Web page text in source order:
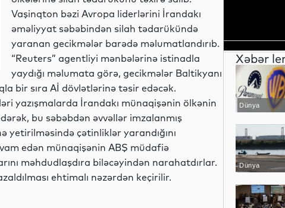
Vaşinqton bəzi Avropa liderlərini İrandakı
əməliyyat səbəbindən silah tədarükündə
yaranan gecikmələr barədə məlumatlandırıb.
“Reuters” agentliyi mənbələrinə istinadla
yaydığı məlumata görə, gecikmələr Baltikyanı
bir sıra Aİ dövlətlərinə təsir edəcək.
yazışmalarda İrandakı münaqişənin ölkənin
bu səbəbdən əvvəllər imzalanmış
çətinliklər yarandığını
edən münaqişənin ABŞ müdafiə
məhdudlaşdıra biləcəyindən narahatdırlar.
ehtimalı nəzərdən keçirilir.
Xəbər
Dünya
Dünya